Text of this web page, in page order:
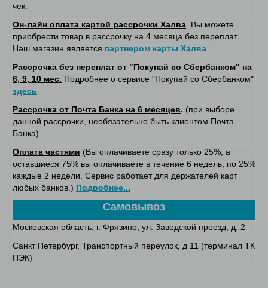
чек.
Он-лайн оплата картой рассрочки Халва . Вы можете
приобрести товар в рассрочку на 4 месяца без переплат.
Наш магазин является партнером карты Халва
Рассрочка без переплат от "Покупай со Сбербанком" на
6, 9, 10 мес. Подробнее о сервисе "Покупай со Сбербанком"
здесь
Рассрочка от Почта Банка на 6 месяцев. (при выборе
данной рассрочки, необязательно быть клиентом Почта
Банка)
Оплата частями (Вы оплачиваете сразу только 25%, а
оставшиеся 75% вы оплачиваете в течение 6 недель, по 25%
каждые 2 недели. Сервис работает для держателей карт
любых банков.) Подробнее...
Самовывоз
Московская область, г. Фрязино, ул. Заводской проезд, д. 2
Санкт Петербург, Транспортный переулок, д 11 (терминал ТК
ПЭК)